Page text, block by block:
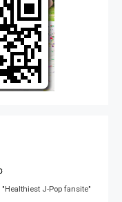
J-Pop fansite"